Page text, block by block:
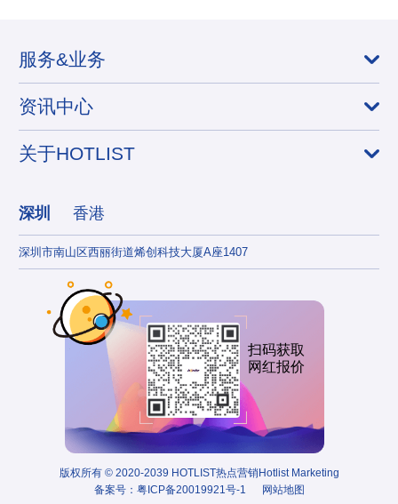
服务&业务
资讯中心
关于HOTLIST
深圳 香港
深圳市南山区西丽街道烯创科技大厦A座1407
扫码获取
网红报价
版权所有 © 2020-2039 HOTLIST热点营销Hotlist Marketing
备案号： 粤ICP备20019921号-1 网站地图